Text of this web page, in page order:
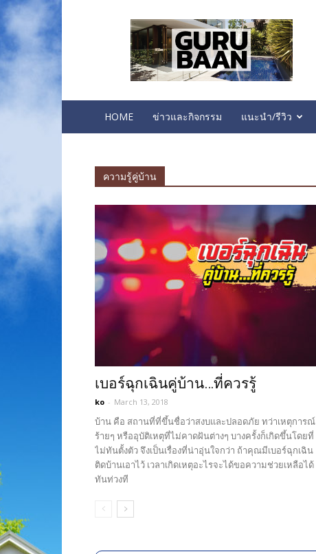
บ้าน
คอน
โด
ทาวน์
โฮม
ห้อง
นอน
HOME ข่าวและกิจกรรม แนะนำ/รีวิว
ความรู้คู่บ้าน
เบอร์ฉุกเฉินคู่บ้าน…ที่ควรรู้
ko - March 13, 2018
บ้าน คือ สถานที่ที่ขึ้นชื่อว่าสงบและปลอดภัย ทว่าเหตุการณ์
ร้ายๆ หรืออุบัติเหตุที่ไม่คาดฝันต่างๆ บางครั้งก็เกิดขึ้นโดยที่
ไม่ทันตั้งตัว จึงเป็นเรื่องที่น่าอุ่นใจกว่า ถ้าคุณมีเบอร์ฉุกเฉิน
ติดบ้านเอาไว้ เวลาเกิดเหตุอะไรจะได้ขอความช่วยเหลือได้
ทันท่วงที